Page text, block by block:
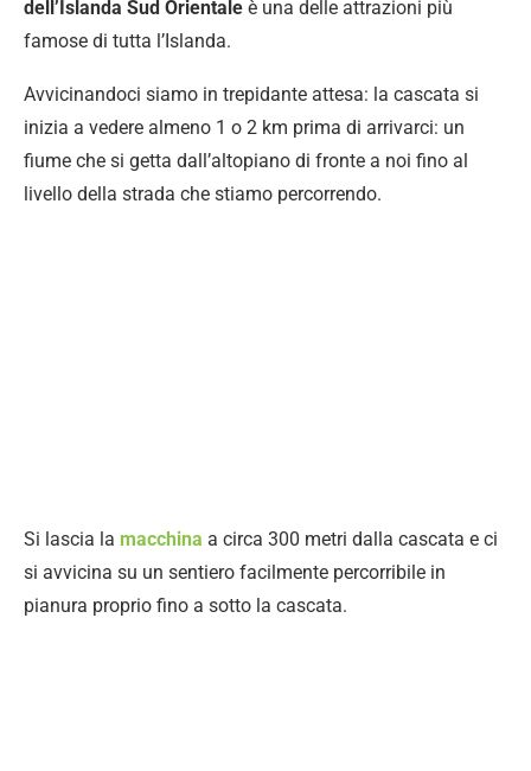
dell’Islanda Sud Orientale è una delle attrazioni più
famose di tutta l’Islanda.
Avvicinandoci siamo in trepidante attesa: la cascata si
inizia a vedere almeno 1 o 2 km prima di arrivarci: un
fiume che si getta dall’altopiano di fronte a noi fino al
livello della strada che stiamo percorrendo.
Si lascia la macchina a circa 300 metri dalla cascata e ci
si avvicina su un sentiero facilmente percorribile in
pianura proprio fino a sotto la cascata.